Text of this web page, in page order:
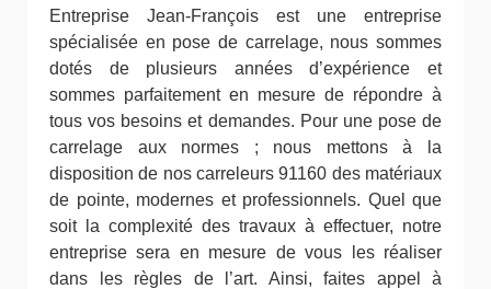
Entreprise Jean-François est une entreprise
spécialisée en pose de carrelage, nous sommes
dotés de plusieurs années d’expérience et
sommes parfaitement en mesure de répondre à
tous vos besoins et demandes. Pour une pose de
carrelage aux normes ; nous mettons à la
disposition de nos carreleurs 91160 des matériaux
de pointe, modernes et professionnels. Quel que
soit la complexité des travaux à effectuer, notre
entreprise sera en mesure de vous les réaliser
dans les règles de l’art. Ainsi, faites appel à